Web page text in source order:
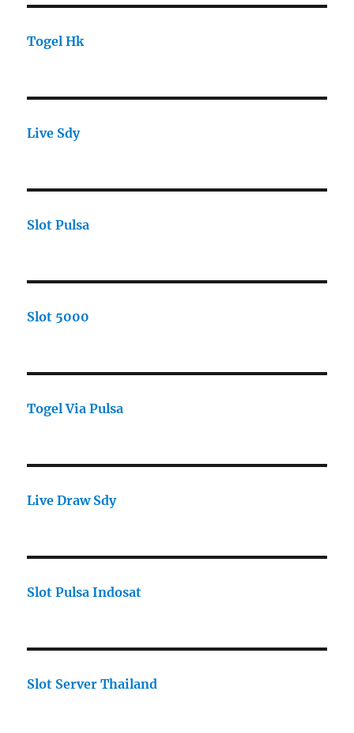
Togel Hk
Live Sdy
Slot Pulsa
Slot 5000
Togel Via Pulsa
Live Draw Sdy
Slot Pulsa Indosat
Slot Server Thailand